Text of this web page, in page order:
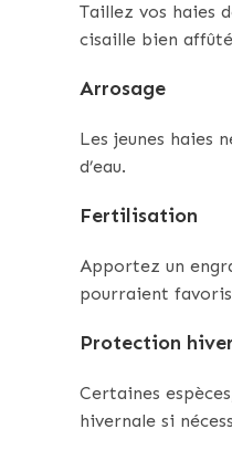
Taillez vos haies
cisaille bien
Arrosage
Les jeunes haies
d’eau.
Fertilisation
Apportez un
pourraient
Protection
Certaines
hivernale si